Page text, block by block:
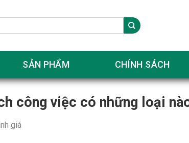
SẢN PHẨM CHÍNH SÁCH
công việc có những loại
giá